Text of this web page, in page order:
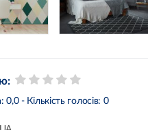
0,0- Кількість голосів: 0